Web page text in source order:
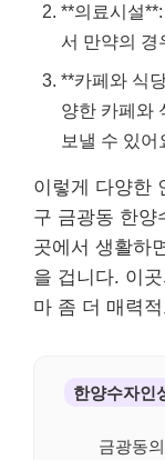
**의료시설
서 만약의 경
**카페와 식
양한 카페와
보낼 수 있어
이렇게 다양한
구 금광동 한양
곳에서 생활하
을 겁니다. 이
마 좀 더 매력
한양수자인
금광동